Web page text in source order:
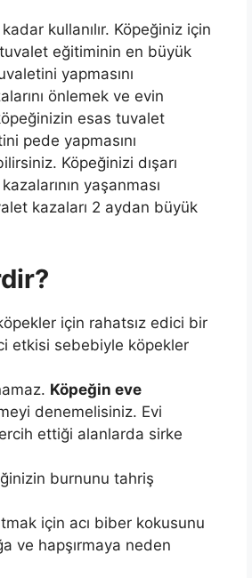
kullanılır. Köpeğiniz için
tuvalet eğitiminin en büyük
yapmasını
önlemek ve evin
esas tuvalet
pede yapmasını
Köpeğinizi dışarı
yaşanması
kazaları 2 aydan büyük
için rahatsız edici bir
etkisi sebebiyle köpekler
Köpeğin eve
denemelisiniz. Evi
ettiği alanlarda sirke
burnunu tahriş
için acı biber kokusunu
ve hapşırmaya neden